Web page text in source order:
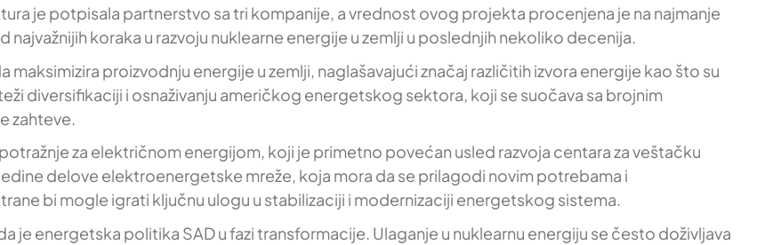
je potpisala partnerstvo sa tri kompanije, a vrednost ovog projekta procenjena je na najmanje
koraka u razvoju nuklearne energije u zemlji u poslednjih nekoliko decenija.
maksimizira proizvodnju energije u zemlji, naglašavajući značaj različitih izvora energije kao što su
diversifikaciji i osnaživanju američkog energetskog sektora, koji se suočava sa brojnim
zahteve.
za električnom energijom, koji je primetno povećan usled razvoja centara za veštačku
delove elektroenergetske mreže, koja mora da se prilagodi novim potrebama i
bi mogle igrati ključnu ulogu u stabilizaciji i modernizaciji energetskog sistema.
je energetska politika SAD u fazi transformacije. Ulaganje u nuklearnu energiju se često doživljava